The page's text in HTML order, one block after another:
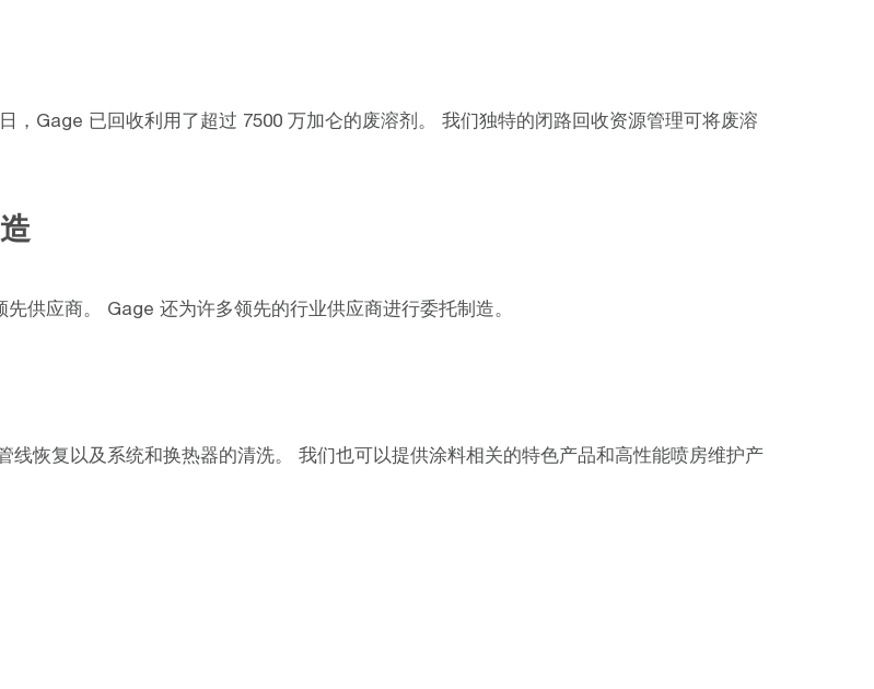
，Gage 已回收利用了超过 7500 万加仑的废溶剂。 我们独特的闭路回收资源管理可将废溶
供应商。 Gage 还为许多领先的行业供应商进行委托制造。
恢复以及系统和换热器的清洗。 我们也可以提供涂料相关的特色产品和高性能喷房维护产